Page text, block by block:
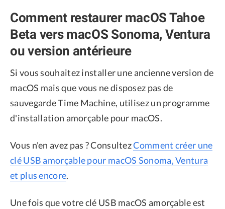
Comment restaurer macOS Tahoe
Beta vers macOS Sonoma, Ventura
ou version antérieure
Si vous souhaitez installer une ancienne version de
macOS mais que vous ne disposez pas de
sauvegarde Time Machine, utilisez un programme
d'installation amorçable pour macOS.
Vous n'en avez pas ? ConsultezComment créer une
clé USB amorçable pour macOS Sonoma, Ventura
et plus encore.
Une fois que votre clé USB macOS amorçable est